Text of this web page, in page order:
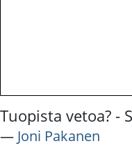
Tuopista vetoa? -
― Joni Pakanen